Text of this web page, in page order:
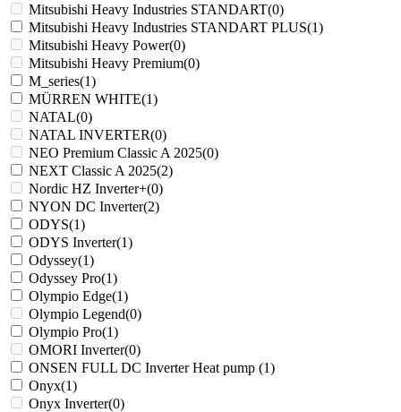
Mitsubishi Heavy Industries STANDART(0)
Mitsubishi Heavy Industries STANDART PLUS(1)
Mitsubishi Heavy Power(0)
Mitsubishi Heavy Premium(0)
M_series(1)
MÜRREN WHITE(1)
NATAL(0)
NATAL INVERTER(0)
NEO Premium Classic A 2025(0)
NEXT Classic A 2025(2)
Nordic HZ Inverter+(0)
NYON DC Inverter(2)
ODYS(1)
ODYS Inverter(1)
Odyssey(1)
Odyssey Pro(1)
Olympio Edge(1)
Olympio Legend(0)
Olympio Pro(1)
OMORI Inverter(0)
ONSEN FULL DC Inverter Heat pump (1)
Onyx(1)
Onyx Inverter(0)